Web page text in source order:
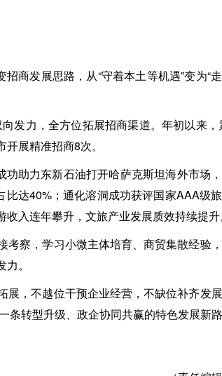
商发展思路，从“守着本土等机遇”变为“
发力，全方位拓展招商渠道。年初以来，
展精准招商8次。
助力东新石油打开哈萨克斯坦海外市场
达40%；通化溶洞成功获评国家AAA级
入连年攀升，文旅产业发展质效持续提升
察，学习小微主体培育、商贸集散经验
。
，不越位干预企业经营，不缺位补齐发
条转型升级、政企协同共赢的特色发展新路